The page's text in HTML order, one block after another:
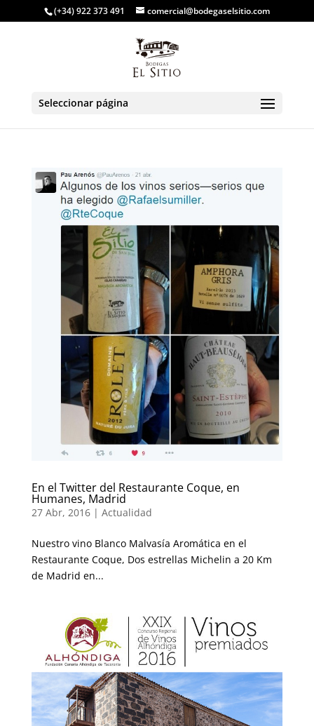
(+34) 922 373 491 comercial@bodegaselsitio.com
Seleccionar página
En el Twitter del Restaurante Coque, en
Humanes, Madrid
27 Abr, 2016| Actualidad
Nuestro vino Blanco Malvasía Aromática en el
Restaurante Coque, Dos estrellas Michelin a 20 Km
de Madrid en...